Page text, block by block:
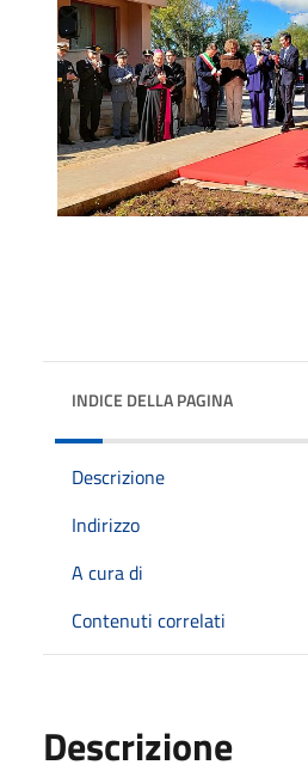
INDICE DELLA PAGINA
Descrizione
Indirizzo
A cura di
Contenuti correlati
Descrizione